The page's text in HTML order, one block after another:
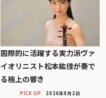
国際的に活躍する実力派ヴァ
イオリニスト松本紘佳が奏で
る極上の響き
PICK UP 2026年8月2日